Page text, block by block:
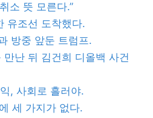
소 뜻 모른다.”
유조선 도착했다.
방중 앞둔 트럼프.
난 뒤 김건희 디올백 사건
, 사회로 흘러야.
세 가지가 없다.